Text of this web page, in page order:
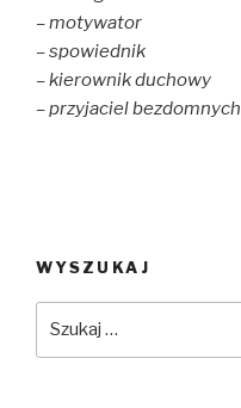
– motywator
– spowiednik
– kierownik duchowy
– przyjaciel bezdomnych
WYSZUKAJ